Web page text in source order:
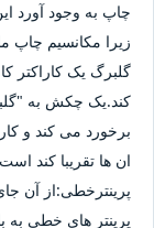
چاپ به وجود آورد
زیرا مکانسیم چاپ
گلبرگ یک کاراکتر
کند.یک چکش به
برخورد می کند و
ان ها تقریبا کند است و به 25-55 کاراکتر در
پرینترخطی:از آن
پرینتر های خطی به